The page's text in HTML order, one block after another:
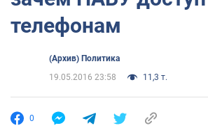
телефонам
(Архив) Политика
19.05.2016 23:58
11,3 т.
0